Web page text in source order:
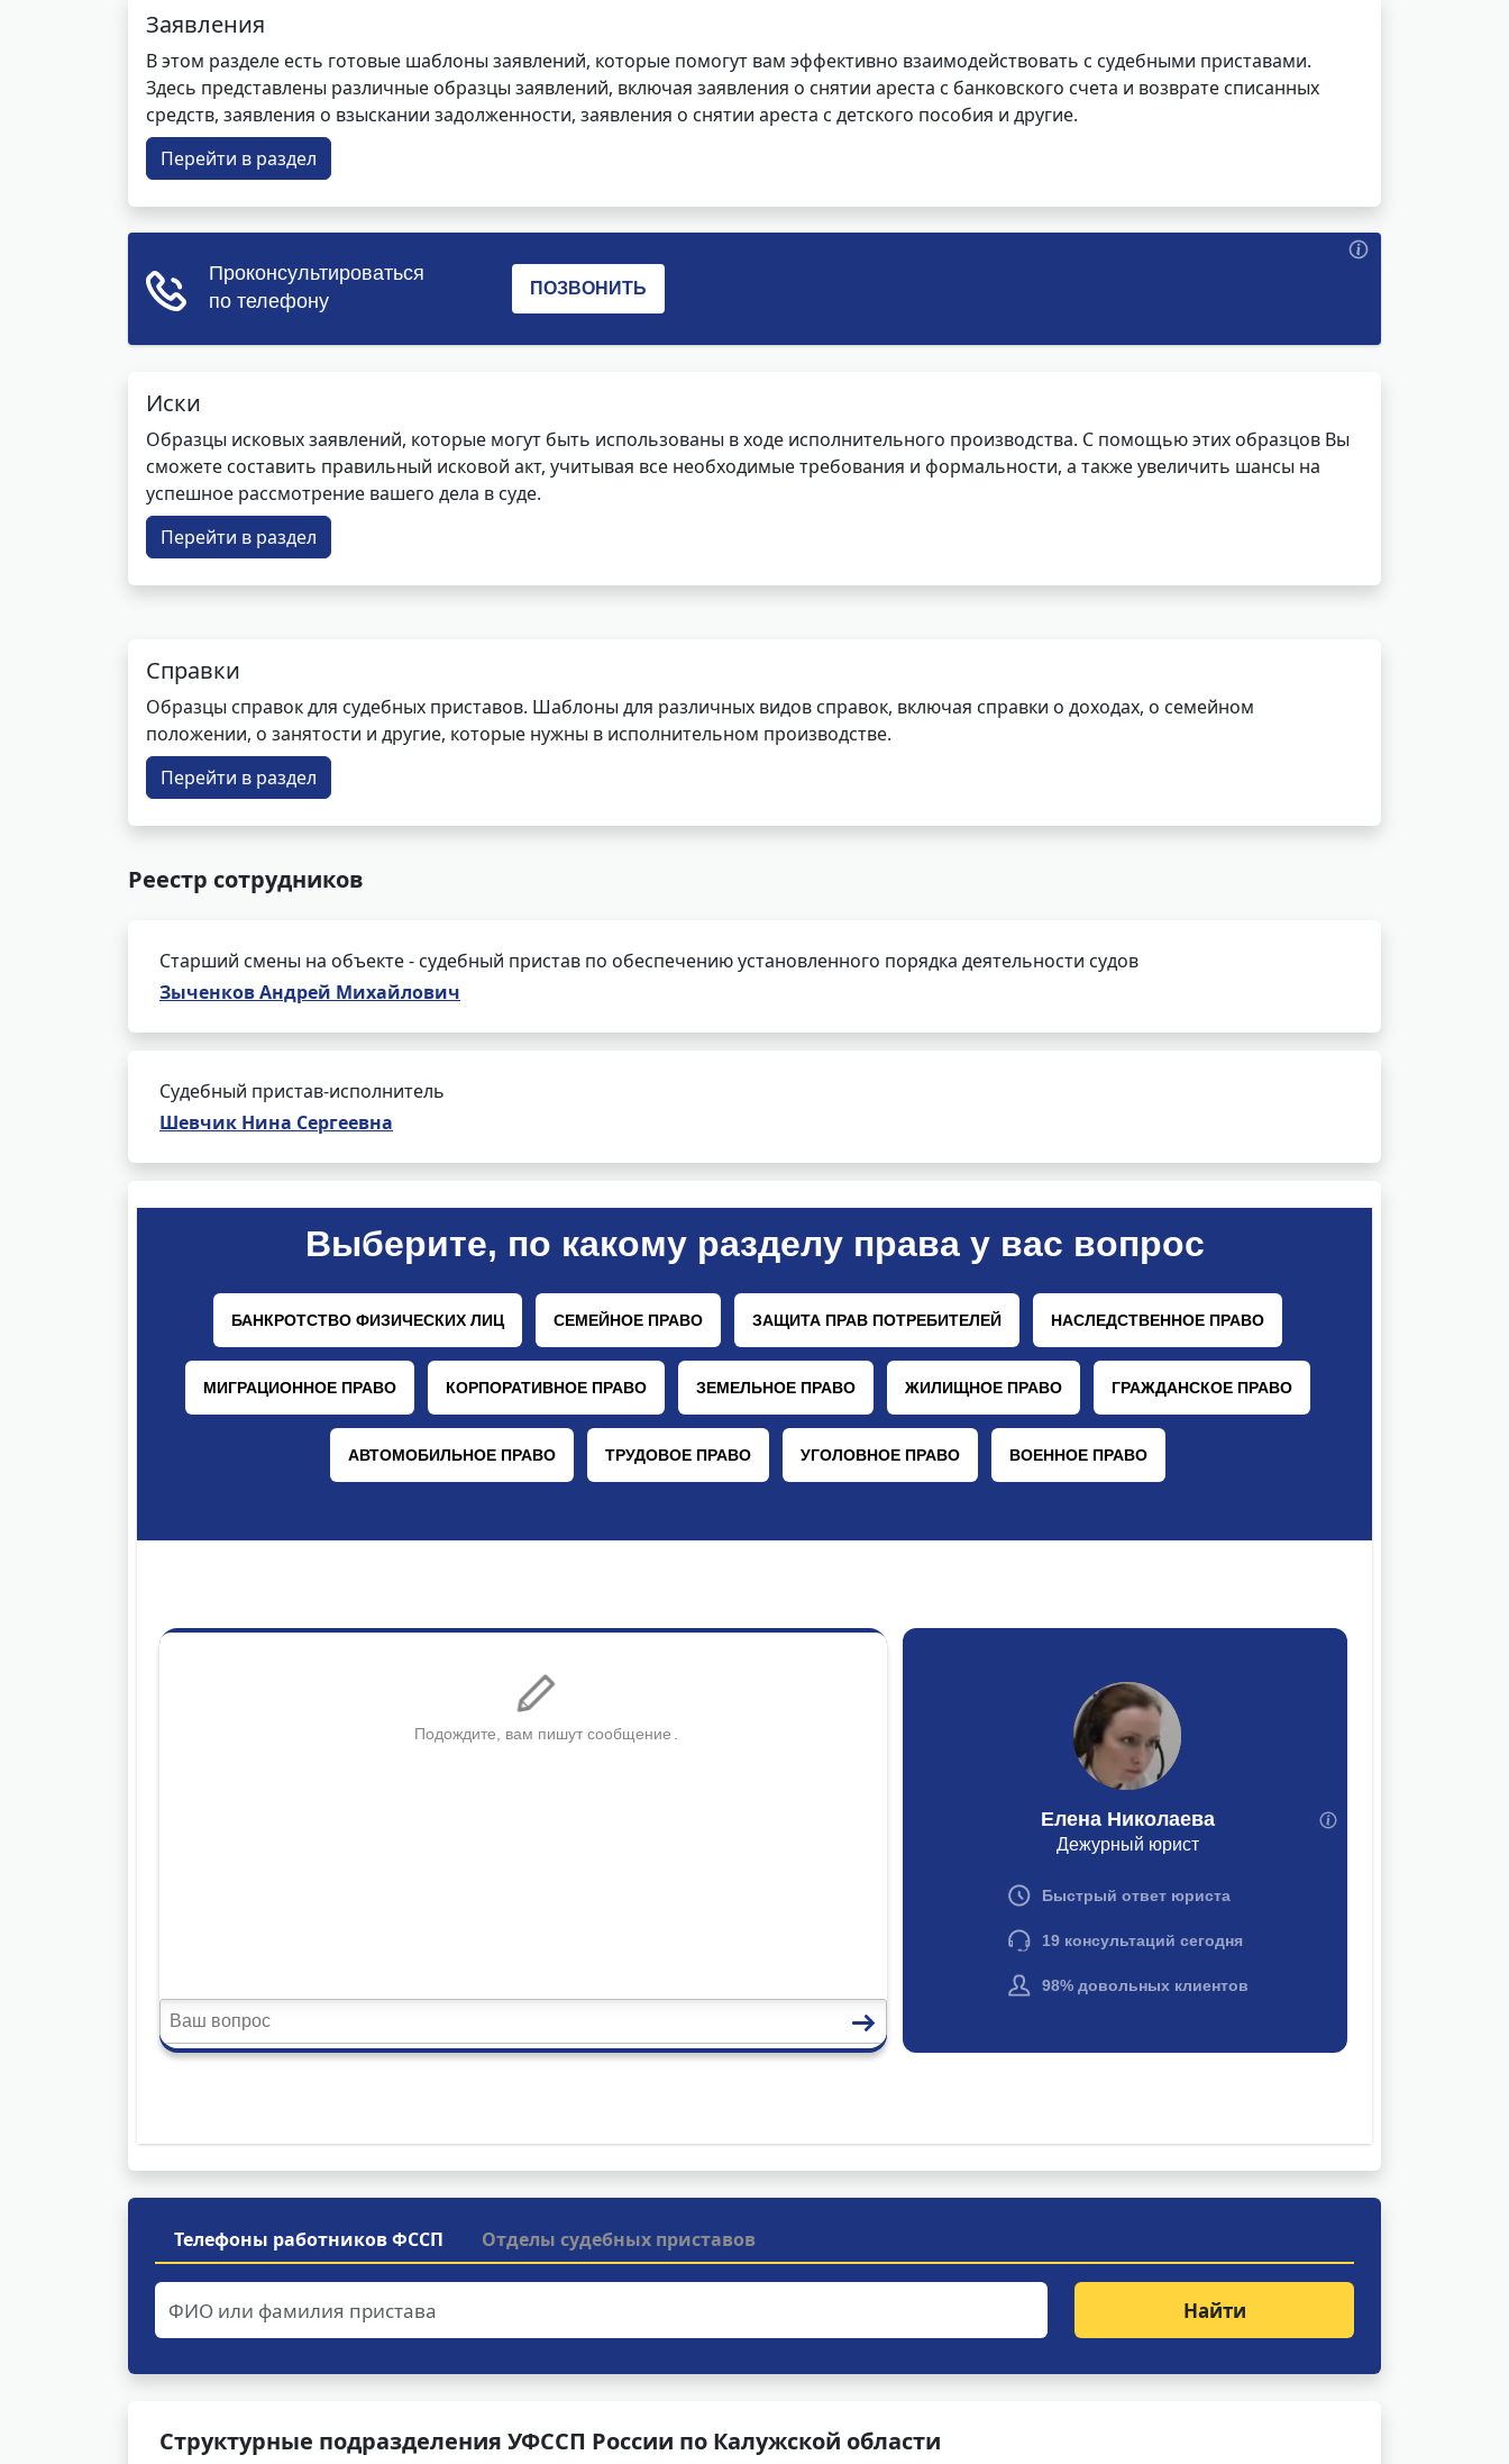
Заявления
В этом разделе есть готовые шаблоны заявлений, которые помогут вам эффективно взаимодействовать с судебными приставами.
Здесь представлены различные образцы заявлений, включая заявления о снятии ареста с банковского счета и возврате списанных
средств, заявления о взыскании задолженности, заявления о снятии ареста с детского пособия и другие.
Перейти в раздел
Иски
Образцы исковых заявлений, которые могут быть использованы в ходе исполнительного производства. С помощью этих образцов Вы
сможете составить правильный исковой акт, учитывая все необходимые требования и формальности, а также увеличить шансы на
успешное рассмотрение вашего дела в суде.
Перейти в раздел
Справки
Образцы справок для судебных приставов. Шаблоны для различных видов справок, включая справки о доходах, о семейном
положении, о занятости и другие, которые нужны в исполнительном производстве.
Перейти в раздел
Реестр сотрудников
Старший смены на объекте - судебный пристав по обеспечению установленного порядка деятельности судов
Зыченков Андрей Михайлович
Судебный пристав-исполнитель
Шевчик Нина Сергеевна
Телефоны работников ФССП Отделы судебных приставов
Найти
Структурные подразделения УФССП России по Калужской области